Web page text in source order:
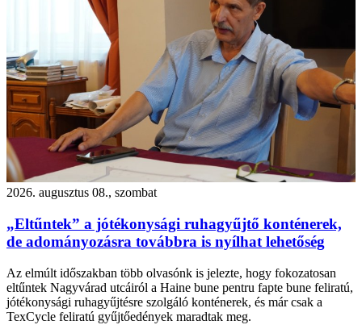
2026. augusztus 08., szombat
„Eltűntek” a jótékonysági ruhagyűjtő konténerek,
de adományozásra továbbra is nyílhat lehetőség
Az elmúlt időszakban több olvasónk is jelezte, hogy fokozatosan
eltűntek Nagyvárad utcáiról a Haine bune pentru fapte bune feliratú,
jótékonysági ruhagyűjtésre szolgáló konténerek, és már csak a
TexCycle feliratú gyűjtőedények maradtak meg.